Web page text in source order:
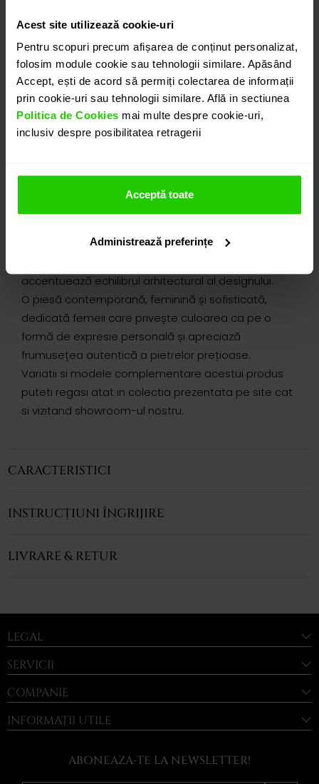
Acest site utilizează cookie-uri
Pentru scopuri precum afișarea de conținut personalizat,
folosim module cookie sau tehnologii similare. Apăsând
Accept, ești de acord să permiți colectarea de informații
prin cookie-uri sau tehnologii similare. Află in sectiunea
Politica de Cookies mai multe despre cookie-uri,
inclusiv despre posibilitatea retragerii
Acceptă toate
Administrează preferințe
DETALII
CERCEI ALLEGRIA
Cercei realizati in aur galben de 18k in care ametistul
alaturi de peridot conturează o prezență luminoasă
și fluidă, definită de o structură rafinată și reflexii
care lumina traversează piatra, dezvăluind
jocul luminii și pune în valoare trăsăturile.
accentuează echilibrul arhitectural al designului.
O piesă contemporană, feminină și sofisticată,
dedicată femeii care privește culoarea ca pe o
formă de expresie personală și apreciază
frumusețea autentică a pietrelor prețioase.
Variatii si modele complementare acestui produs
puteti regasi atat in colectia prezentata pe site cat
si vizitand showroom-ul nostru.
CARACTERISTICI
INSTRUCȚIUNI ÎNGRIJIRE
LIVRARE & RETUR
LEGAL
SERVICII
COMPANIE
INFORMAȚII UTILE
ABONEAZA-TE LA NEWSLETTER!